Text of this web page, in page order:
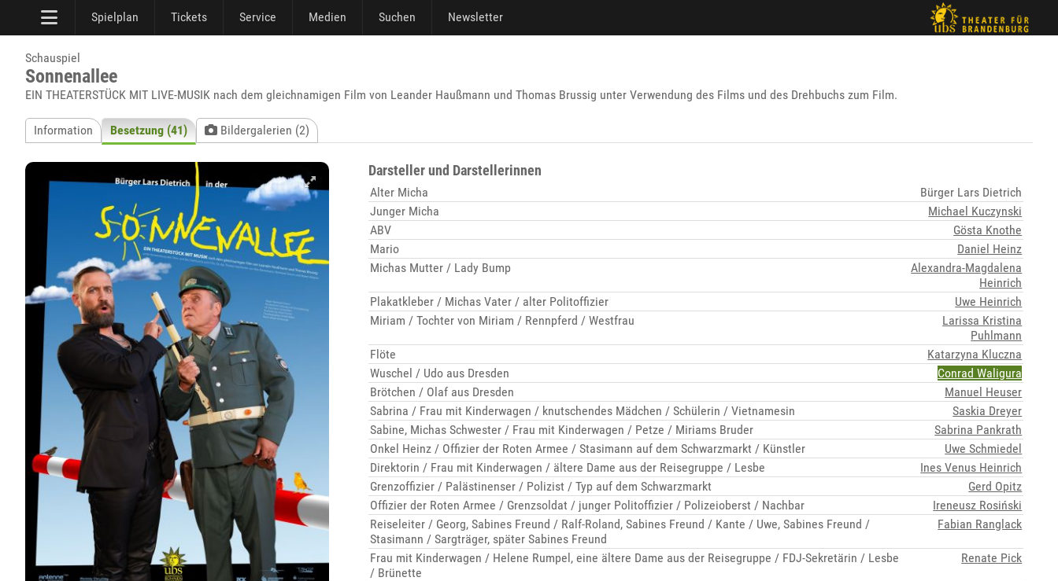
Spielplan Tickets Service Medien Suchen Newsletter
Schauspiel
Sonnenallee
EIN THEATERSTÜCK MIT LIVE-MUSIK nach dem gleichnamigen Film von Leander Haußmann und Thomas Brussig unter Verwendung des Films und des Drehbuchs zum Film.
Information Besetzung (41) Bildergalerien (2)
Darsteller und Darstellerinnen
Alter Micha
Bürger Lars Dietrich
Junger Micha
Michael Kuczynski
ABV
Gösta Knothe
Mario
Daniel Heinz
Michas Mutter / Lady Bump
Alexandra-Magdalena
Heinrich
Plakatkleber / Michas Vater / alter Politoffizier
Uwe Heinrich
Miriam / Tochter von Miriam / Rennpferd / Westfrau
Larissa Kristina
Puhlmann
Flöte
Katarzyna Kluczna
Wuschel / Udo aus Dresden
Conrad Waligura
Brötchen / Olaf aus Dresden
Manuel Heuser
Sabrina / Frau mit Kinderwagen / knutschendes Mädchen / Schülerin / Vietnamesin
Saskia Dreyer
Sabine, Michas Schwester / Frau mit Kinderwagen / Petze / Miriams Bruder
Sabrina Pankrath
Onkel Heinz / Offizier der Roten Armee / Stasimann auf dem Schwarzmarkt / Künstler
Uwe Schmiedel
Direktorin / Frau mit Kinderwagen / ältere Dame aus der Reisegruppe / Lesbe
Ines Venus Heinrich
Grenzoffizier / Palästinenser / Polizist / Typ auf dem Schwarzmarkt
Gerd Opitz
Offizier der Roten Armee / Grenzsoldat / junger Politoffizier / Polizeioberst / Nachbar
Ireneusz Rosiński
Reiseleiter / Georg, Sabines Freund / Ralf-Roland, Sabines Freund / Kante / Uwe, Sabines Freund /
Stasimann / Sargträger, später Sabines Freund
Fabian Ranglack
Frau mit Kinderwagen / Helene Rumpel, eine ältere Dame aus der Reisegruppe / FDJ-Sekretärin / Lesbe
/ Brünette
Renate Pick